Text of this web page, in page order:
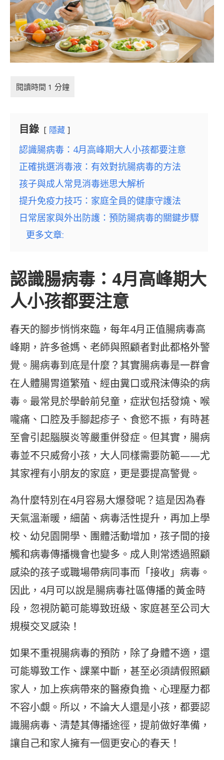
目錄 隱藏
認識腸病毒：4月高峰期大人小孩都要注意
正確挑選消毒液：有效對抗腸病毒的方法
孩子與成人常見消毒迷思大解析
提升免疫力技巧：家庭全員的健康守護法
日常居家與外出防護：預防腸病毒的關鍵步驟
更多文章:
認識腸病毒：4月高峰期大
人小孩都要注意
春天的腳步悄悄來臨，每年4月正值腸病毒高
峰期，許多爸媽、老師與照顧者對此都格外警
覺。腸病毒到底是什麼？其實腸病毒是一群會
在人體腸胃道繁殖、經由糞口或飛沫傳染的病
毒。最常見於學齡前兒童，症狀包括發燒、喉
嚨痛、口腔及手腳起疹子、食慾不振，有時甚
至會引起腦膜炎等嚴重併發症。但其實，腸病
毒並不只威脅小孩，大人同樣需要防範——尤
其家裡有小朋友的家庭，更是要提高警覺。
為什麼特別在4月容易大爆發呢？這是因為春
天氣溫漸暖，細菌、病毒活性提升，再加上學
校、幼兒園開學、團體活動增加，孩子間的接
觸和病毒傳播機會也變多。成人則常透過照顧
感染的孩子或職場帶病同事而「接收」病毒。
因此，4月可以說是腸病毒社區傳播的黃金時
段，忽視防範可能導致班級、家庭甚至公司大
規模交叉感染！
如果不重視腸病毒的預防，除了身體不適，還
可能導致工作、課業中斷，甚至必須請假照顧
家人，加上疾病帶來的醫療負擔、心理壓力都
不容小覷。所以，不論大人還是小孩，都要認
識腸病毒、清楚其傳播途徑，提前做好準備，
讓自己和家人擁有一個更安心的春天！